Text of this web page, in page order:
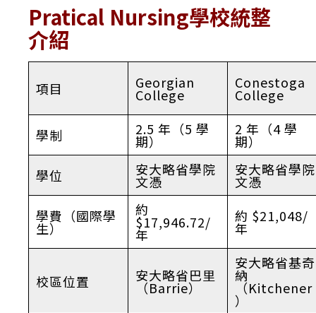
Pratical Nursing學校統整
介紹
項目 Georgian
College
Conestoga
College
學制 2.5 年（5 學
期）
2 年（4 學
期）
學位
安大略省學院
文憑
安大略省學院
文憑
學費（國際學
生）
約
$17,946.72/
年
約 $21,048/
年
校區位置 安大略省巴里
（Barrie）
安大略省基奇
納
（Kitchener
）